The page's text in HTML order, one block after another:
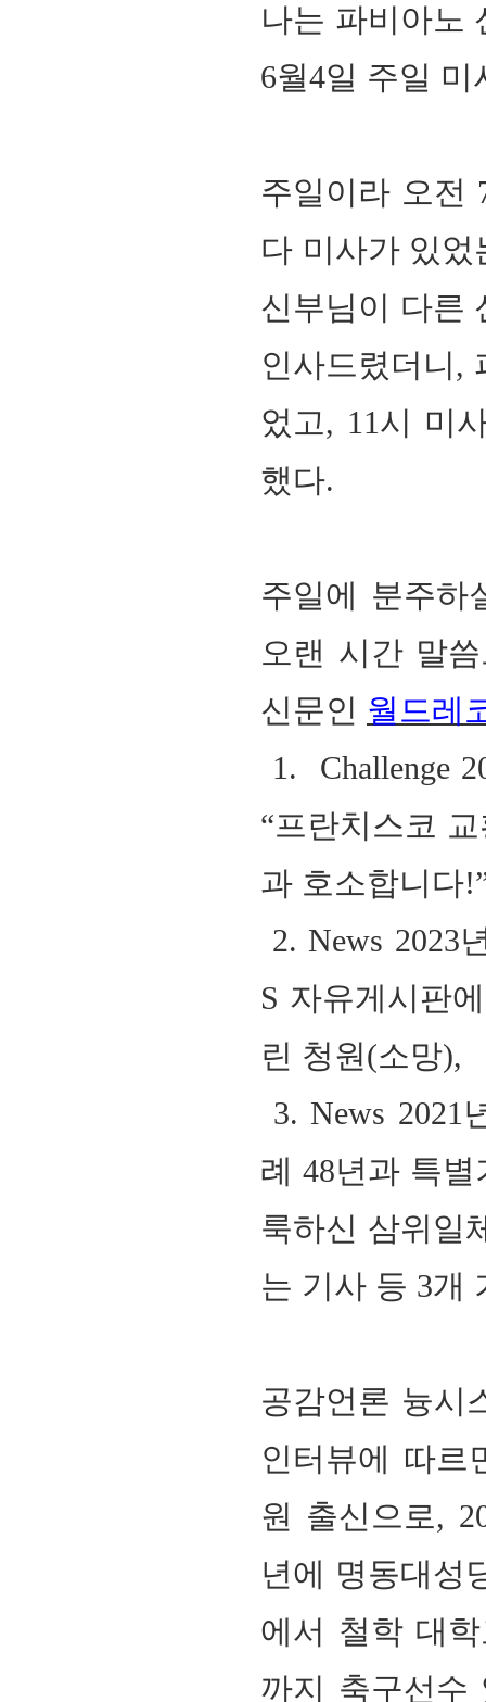
나는 파비아노
6월4일 주일
주일이라 오전
다 미사가 있었
신부님이 다른
인사드렸더니,
었고, 11시 미
했다.
주일에 분주하
오랜 시간 말
신문인 월드레
1. Challenge
“프란치스코
과 호소합니다
2. News 2023
S 자유게시판
린 청원(소망),
3. News 2021
례 48년과 특별
룩하신 삼위일
는 기사 등 3개
공감언론 늉시
인터뷰에 따르
원 출신으로,
년에 명동대성
에서 철학 대
까지 축구선